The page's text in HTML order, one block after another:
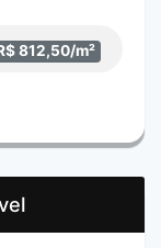
812,50/m²